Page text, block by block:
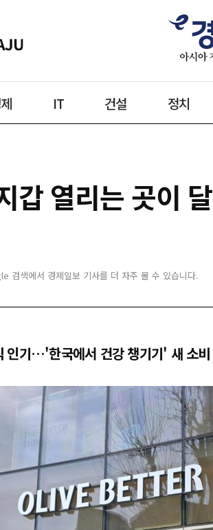
IT 건설 정치
갑 열리는 곳이
검색에서 경제일보 기사를 더 자주 볼 수 있습니다.
인기…'한국에서 건강 챙기기' 새 소